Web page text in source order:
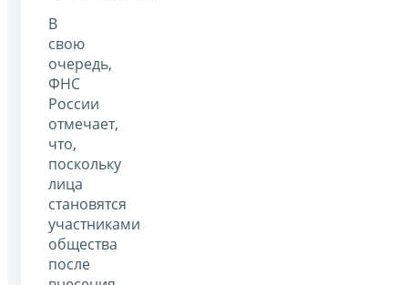
В
свою
очередь,
ФНС
России
отмечает,
что,
поскольку
лица
становятся
участниками
общества
после